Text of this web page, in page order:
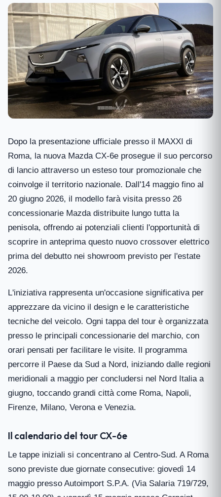
Dopo la presentazione ufficiale presso il MAXXI di
Roma, la nuova Mazda CX-6e prosegue il suo percorso
di lancio attraverso un esteso tour promozionale che
coinvolge il territorio nazionale. Dall'14 maggio fino al
20 giugno 2026, il modello farà visita presso 26
concessionarie Mazda distribuite lungo tutta la
penisola, offrendo ai potenziali clienti l'opportunità di
scoprire in anteprima questo nuovo crossover elettrico
prima del debutto nei showroom previsto per l'estate
2026.
L'iniziativa rappresenta un'occasione significativa per
apprezzare da vicino il design e le caratteristiche
tecniche del veicolo. Ogni tappa del tour è organizzata
presso le principali concessionarie del marchio, con
orari pensati per facilitare le visite. Il programma
percorre il Paese da Sud a Nord, iniziando dalle regioni
meridionali a maggio per concludersi nel Nord Italia a
giugno, toccando grandi città come Roma, Napoli,
Firenze, Milano, Verona e Venezia.
Il calendario del tour CX-6e
Le tappe iniziali si concentrano al Centro-Sud. A Roma
sono previste due giornate consecutive: giovedì 14
maggio presso Autoimport S.P.A. (Via Salaria 719/729,